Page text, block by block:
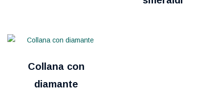
Collana con
diamante